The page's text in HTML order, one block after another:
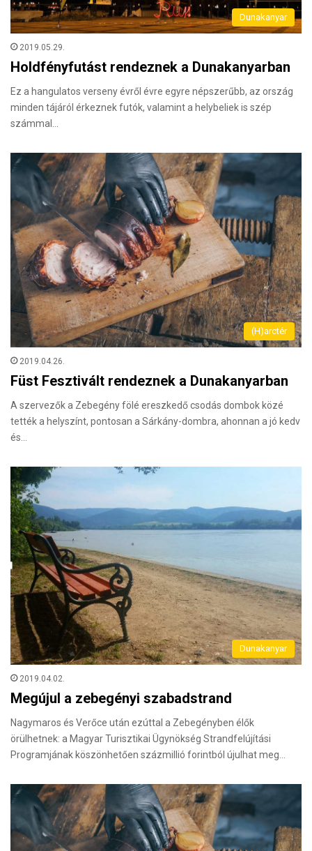
Dunakanyar
2019.05.29.
Holdfényfutást rendeznek a Dunakanyarban
Ez a hangulatos verseny évről évre egyre népszerűbb, az ország
minden tájáról érkeznek futók, valamint a helybeliek is szép
számmal…
(H)arctér
2019.04.26.
Füst Fesztivált rendeznek a Dunakanyarban
A szervezők a Zebegény fölé ereszkedő csodás dombok közé
tették a helyszínt, pontosan a Sárkány-dombra, ahonnan a jó kedv
és…
Dunakanyar
2019.04.02.
Megújul a zebegényi szabadstrand
Nagymaros és Verőce után ezúttal a Zebegényben élők
örülhetnek: a Magyar Turisztikai Ügynökség Strandfelújítási
Programjának köszönhetően százmillió forintból újulhat meg…